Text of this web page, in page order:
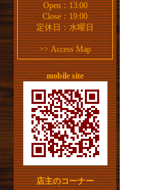
Open：13:00
Close：19:00
定休日：水曜日
>>Access Map
mobile site
店主のコーナー